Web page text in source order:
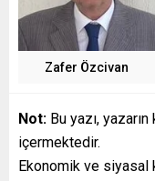
Zafer Özcivan
Not: Bu yazı,
içermektedir.
Ekonomik ve siyasal